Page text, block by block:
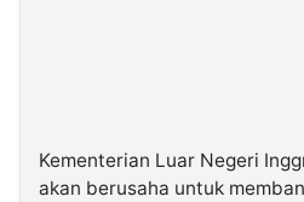
Kementerian Luar Negeri
akan berusaha untuk